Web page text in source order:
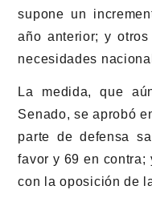
supone un
año anterior; y
necesidades
La medida, que
Senado, se aprobó
parte de defensa
favor y 69 en contra;
con la oposición de